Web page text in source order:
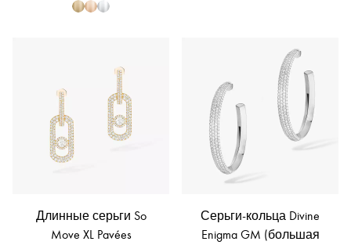
Длинные серьги So
Move XL Pavées
Серьги-кольца Divine
Enigma GM (большая